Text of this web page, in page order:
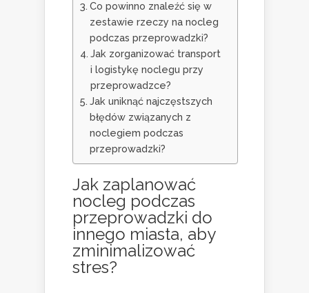
Co powinno znaleźć się w
zestawie rzeczy na nocleg
podczas przeprowadzki?
Jak zorganizować transport
i logistykę noclegu przy
przeprowadzce?
Jak uniknąć najczęstszych
błędów związanych z
noclegiem podczas
przeprowadzki?
Jak zaplanować
nocleg podczas
przeprowadzki do
innego miasta, aby
zminimalizować
stres?